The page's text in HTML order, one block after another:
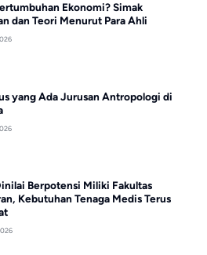
Ekonomi? Simak
dan Teori Menurut Para Ahli
yang Ada Jurusan Antropologi di
Berpotensi Miliki Fakultas
Kebutuhan Tenaga Medis Terus